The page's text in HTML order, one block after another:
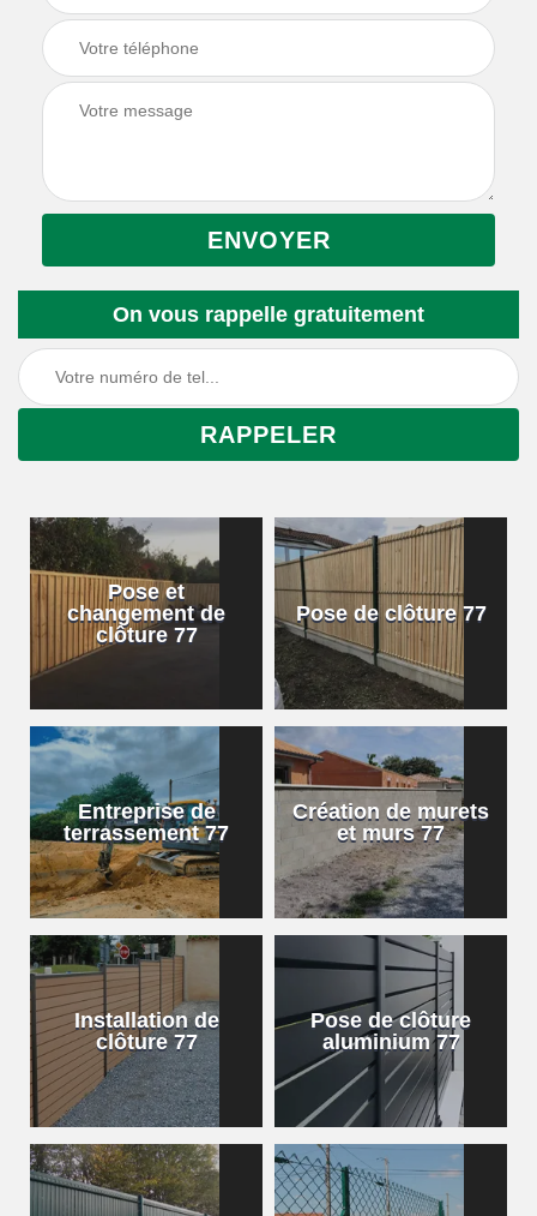
On vous rappelle gratuitement
Pose et
changement de
clôture 77
Pose de clôture 77
Entreprise de
terrassement 77
Création de murets
et murs 77
Installation de
clôture 77
Pose de clôture
aluminium 77